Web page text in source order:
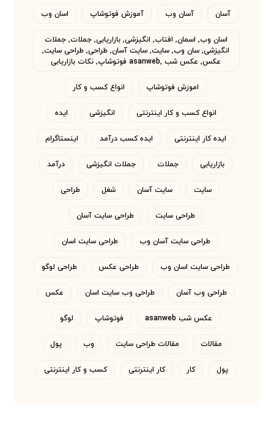
آسان آسان وب آموزش فوتوشاپ اسان وب
اسان وب٬ اسمان٬ افتاب٬ انگیزشی٬ بازاریابی٬ جملات٬ جملات
انگیزشی٬ سان وب٬ سایت٬ سایت آسان٬ طراحی٬ طراحی سایت٬
عکس٬ عکس شب asanweb٬ فوتوشاپ٬ نکات بازاریابی
اموزش فوتوشاپ انواع کسب و کار
انواع کسب و کار اینترنتی انگیزشی ایده
ایده کار اینترنتی ایده کسب درآمد اینستاگرام
بازاریابی جملات جملات انگیزشی درآمد
سایت سایت آسان شغل طراحی
طراحی سایت طراحی سایت آسان
طراحی سایت آسان وب طراحی سایت اسان
طراحی سایت اسان وب طراحی عکس طراحی لوگو
طراحی وب آسان طراحی وب سایت اسان عکس
عکس شب asanweb فوتوشاپ لوگو
مقالات مقالات طراحی سایت وب پول
پول کار کار اینترنتی کسب و کار اینترنتی